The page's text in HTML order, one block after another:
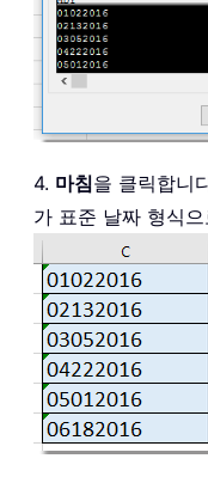
4. 마침을 클릭합니
가 표준 날짜 형식으